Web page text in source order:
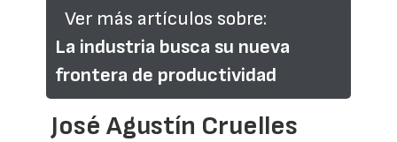
Ver más artículos sobre:
La industria busca su nueva
frontera de productividad
José Agustín Cruelles